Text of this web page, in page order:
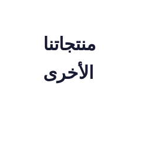
منتجاتنا
الأخرى